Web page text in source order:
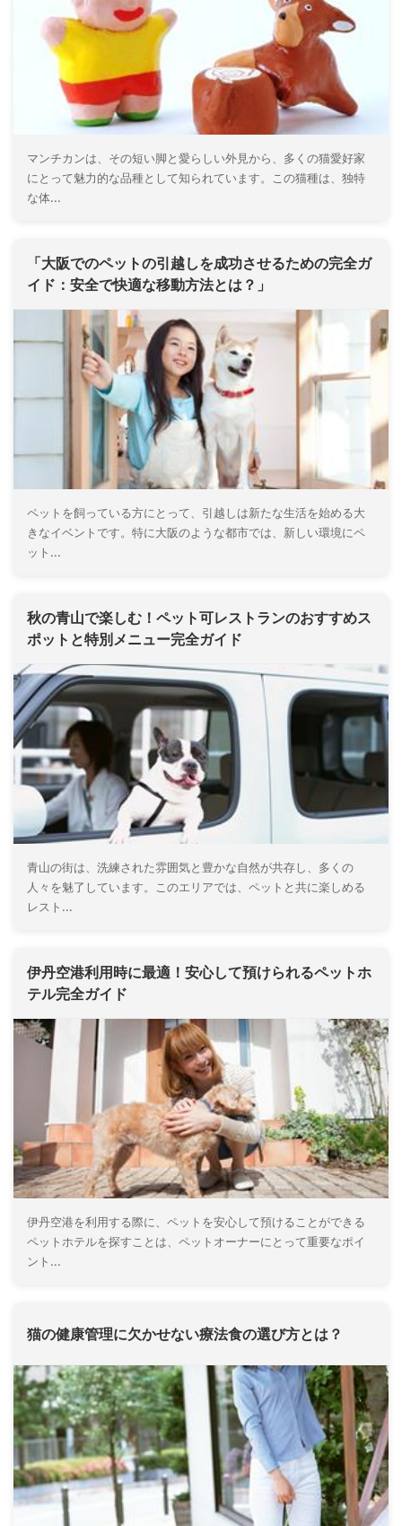
マンチカンは、その短い脚と愛らしい外見から、多くの猫愛好家
にとって魅力的な品種として知られています。この猫種は、独特
な体...
「大阪でのペットの引越しを成功させるための完全ガ
イド：安全で快適な移動方法とは？」
ペットを飼っている方にとって、引越しは新たな生活を始める大
きなイベントです。特に大阪のような都市では、新しい環境にペ
ット...
秋の青山で楽しむ！ペット可レストランのおすすめス
ポットと特別メニュー完全ガイド
青山の街は、洗練された雰囲気と豊かな自然が共存し、多くの
人々を魅了しています。このエリアでは、ペットと共に楽しめる
レスト...
伊丹空港利用時に最適！安心して預けられるペットホ
テル完全ガイド
伊丹空港を利用する際に、ペットを安心して預けることができる
ペットホテルを探すことは、ペットオーナーにとって重要なポイ
ント...
猫の健康管理に欠かせない療法食の選び方とは？